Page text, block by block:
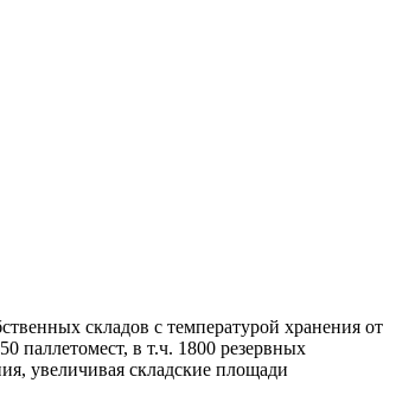
складов с температурой хранения от
паллетомест, в т.ч. 1800 резервных
увеличивая складские площади